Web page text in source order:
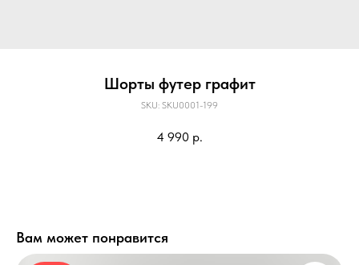
Шорты футер графит
SKU: SKU0001-199
4 990 р.
Вам может понравится